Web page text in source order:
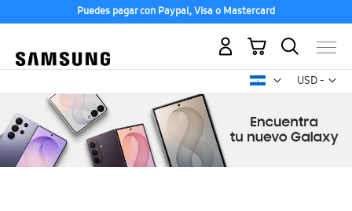
Puedes pagar con Paypal, Visa o Mastercard
USD -
dólar
Mi carrito